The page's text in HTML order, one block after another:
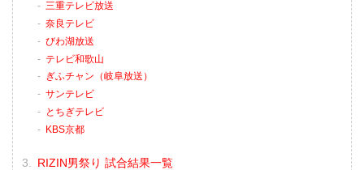
三重テレビ放送
奈良テレビ
びわ湖放送
テレビ和歌山
ぎふチャン（岐阜放送）
サンテレビ
とちぎテレビ
KBS京都
RIZIN男祭り 試合結果一覧